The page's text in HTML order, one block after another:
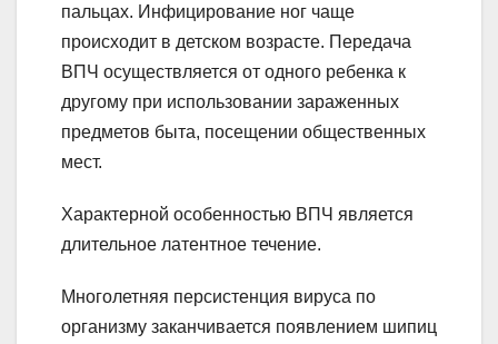
пальцах. Инфицирование ног чаще
происходит в детском возрасте. Передача
ВПЧ осуществляется от одного ребенка к
другому при использовании зараженных
предметов быта, посещении общественных
мест.
Характерной особенностью ВПЧ является
длительное латентное течение.
Многолетняя персистенция вируса по
организму заканчивается появлением шипиц